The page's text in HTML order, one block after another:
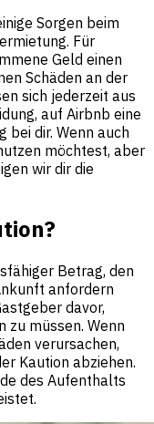
Sorgen beim
Für
Geld einen
Schäden an der
sich jederzeit aus
auf Airbnb eine
bei dir. Wenn auch
möchtest, aber
wir dir die
Betrag, den
anfordern
davor,
zu müssen. Wenn
verursachen,
Kaution abziehen.
des Aufenthalts